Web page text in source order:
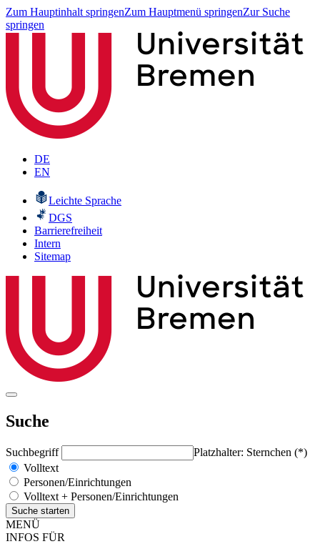
Zum Hauptinhalt springenZum Hauptmenü springenZur Suche
springen
DE
EN
Leichte Sprache
DGS
Barrierefreiheit
Intern
Sitemap
Suche
Suchbegriff
Platzhalter: Sternchen (*)
Volltext
Personen/Einrichtungen
Volltext + Personen/Einrichtungen
MENÜ
INFOS FÜR